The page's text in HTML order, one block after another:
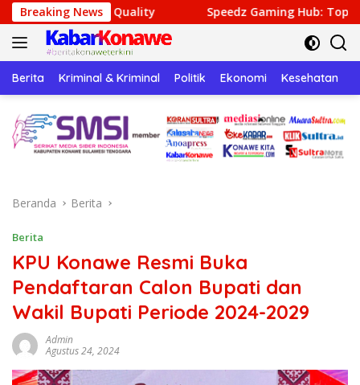
Langsung
ke
konten
Breaking News
Quality Speedz Gaming Hub: Top-Tier
Berita Kriminal & Kriminal Politik Ekonomi Kesehatan
Beranda Berita
Berita
KPU Konawe Resmi Buka
Pendaftaran Calon Bupati dan
Wakil Bupati Periode 2024-2029
Admin
Agustus 24, 2024